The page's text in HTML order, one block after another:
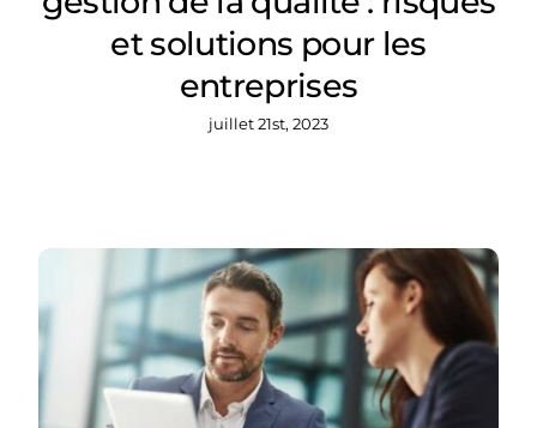
et solutions pour les
entreprises
juillet 21st, 2023